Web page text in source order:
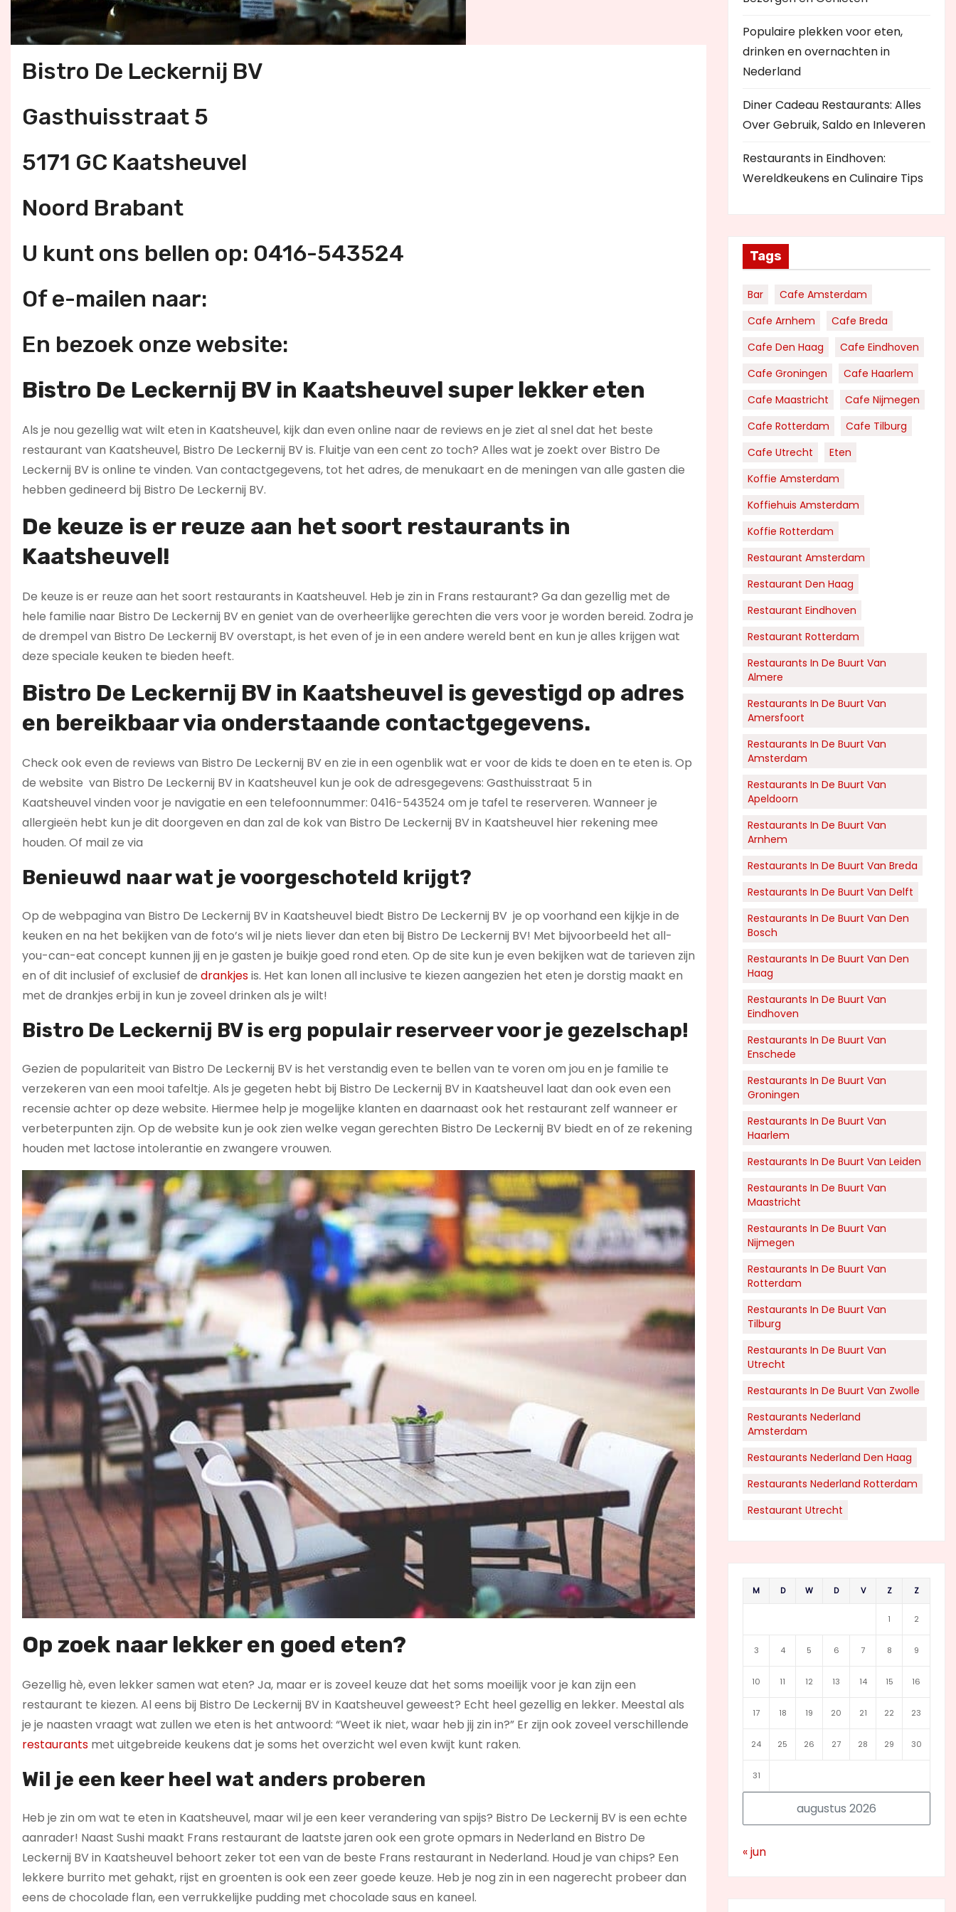
Bistro De Leckernij BV
Gasthuisstraat 5
5171 GC Kaatsheuvel
Noord Brabant
U kunt ons bellen op: 0416-543524
Of e-mailen naar:
En bezoek onze website:
Bistro De Leckernij BV in Kaatsheuvel super lekker eten
Als je nou gezellig wat wilt eten in Kaatsheuvel, kijk dan even online naar de reviews en je ziet al snel dat het beste
restaurant van Kaatsheuvel, Bistro De Leckernij BV is. Fluitje van een cent zo toch? Alles wat je zoekt over Bistro De
Leckernij BV is online te vinden. Van contactgegevens, tot het adres, de menukaart en de meningen van alle gasten die
hebben gedineerd bij Bistro De Leckernij BV.
De keuze is er reuze aan het soort restaurants in
Kaatsheuvel!
De keuze is er reuze aan het soort restaurants in Kaatsheuvel. Heb je zin in Frans restaurant? Ga dan gezellig met de
hele familie naar Bistro De Leckernij BV en geniet van de overheerlijke gerechten die vers voor je worden bereid. Zodra je
de drempel van Bistro De Leckernij BV overstapt, is het even of je in een andere wereld bent en kun je alles krijgen wat
deze speciale keuken te bieden heeft.
Bistro De Leckernij BV in Kaatsheuvel is gevestigd op adres
en bereikbaar via onderstaande contactgegevens.
Check ook even de reviews van Bistro De Leckernij BV en zie in een ogenblik wat er voor de kids te doen en te eten is. Op
de website van Bistro De Leckernij BV in Kaatsheuvel kun je ook de adresgegevens: Gasthuisstraat 5 in
Kaatsheuvel vinden voor je navigatie en een telefoonnummer: 0416-543524 om je tafel te reserveren. Wanneer je
allergieën hebt kun je dit doorgeven en dan zal de kok van Bistro De Leckernij BV in Kaatsheuvel hier rekening mee
houden. Of mail ze via
Benieuwd naar wat je voorgeschoteld krijgt?
Op de webpagina van Bistro De Leckernij BV in Kaatsheuvel biedt Bistro De Leckernij BV je op voorhand een kijkje in de
keuken en na het bekijken van de foto’s wil je niets liever dan eten bij Bistro De Leckernij BV! Met bijvoorbeeld het all-
you-can-eat concept kunnen jij en je gasten je buikje goed rond eten. Op de site kun je even bekijken wat de tarieven zijn
en of dit inclusief of exclusief de drankjesis. Het kan lonen all inclusive te kiezen aangezien het eten je dorstig maakt en
met de drankjes erbij in kun je zoveel drinken als je wilt!
Bistro De Leckernij BV is erg populair reserveer voor je gezelschap!
Gezien de populariteit van Bistro De Leckernij BV is het verstandig even te bellen van te voren om jou en je familie te
verzekeren van een mooi tafeltje. Als je gegeten hebt bij Bistro De Leckernij BV in Kaatsheuvel laat dan ook even een
recensie achter op deze website. Hiermee help je mogelijke klanten en daarnaast ook het restaurant zelf wanneer er
verbeterpunten zijn. Op de website kun je ook zien welke vegan gerechten Bistro De Leckernij BV biedt en of ze rekening
houden met lactose intolerantie en zwangere vrouwen.
Op zoek naar lekker en goed eten?
Gezellig hè, even lekker samen wat eten? Ja, maar er is zoveel keuze dat het soms moeilijk voor je kan zijn een
restaurant te kiezen. Al eens bij Bistro De Leckernij BV in Kaatsheuvel geweest? Echt heel gezellig en lekker. Meestal als
je je naasten vraagt wat zullen we eten is het antwoord: “Weet ik niet, waar heb jij zin in?” Er zijn ook zoveel verschillende
restaurants met uitgebreide keukens dat je soms het overzicht wel even kwijt kunt raken.
Wil je een keer heel wat anders proberen
Heb je zin om wat te eten in Kaatsheuvel, maar wil je een keer verandering van spijs? Bistro De Leckernij BV is een echte
aanrader! Naast Sushi maakt Frans restaurant de laatste jaren ook een grote opmars in Nederland en Bistro De
Leckernij BV in Kaatsheuvel behoort zeker tot een van de beste Frans restaurant in Nederland. Houd je van chips? Een
lekkere burrito met gehakt, rijst en groenten is ook een zeer goede keuze. Heb je nog zin in een nagerecht probeer dan
eens de chocolade flan, een verrukkelijke pudding met chocolade saus en kaneel.
Populaire plekken voor eten,
drinken en overnachten in
Nederland
Diner Cadeau Restaurants: Alles
Over Gebruik, Saldo en Inleveren
Restaurants in Eindhoven:
Wereldkeukens en Culinaire Tips
Tags
Bar
Cafe Amsterdam
Cafe Arnhem
Cafe Breda
Cafe Den Haag
Cafe Eindhoven
Cafe Groningen
Cafe Haarlem
Cafe Maastricht
Cafe Nijmegen
Cafe Rotterdam
Cafe Tilburg
Cafe Utrecht
Eten
Koffie Amsterdam
Koffiehuis Amsterdam
Koffie Rotterdam
Restaurant Amsterdam
Restaurant Den Haag
Restaurant Eindhoven
Restaurant Rotterdam
Restaurants In De Buurt Van
Almere
Restaurants In De Buurt Van
Amersfoort
Restaurants In De Buurt Van
Amsterdam
Restaurants In De Buurt Van
Apeldoorn
Restaurants In De Buurt Van
Arnhem
Restaurants In De Buurt Van Breda
Restaurants In De Buurt Van Delft
Restaurants In De Buurt Van Den
Bosch
Restaurants In De Buurt Van Den
Haag
Restaurants In De Buurt Van
Eindhoven
Restaurants In De Buurt Van
Enschede
Restaurants In De Buurt Van
Groningen
Restaurants In De Buurt Van
Haarlem
Restaurants In De Buurt Van Leiden
Restaurants In De Buurt Van
Maastricht
Restaurants In De Buurt Van
Nijmegen
Restaurants In De Buurt Van
Rotterdam
Restaurants In De Buurt Van
Tilburg
Restaurants In De Buurt Van
Utrecht
Restaurants In De Buurt Van Zwolle
Restaurants Nederland
Amsterdam
Restaurants Nederland Den Haag
Restaurants Nederland Rotterdam
Restaurant Utrecht
augustus 2026
M D W D V Z Z
1 2
3 4 5 6 7 8 9
10 11 12 13 14 15 16
17 18 19 20 21 22 23
24 25 26 27 28 29 30
31
« jun